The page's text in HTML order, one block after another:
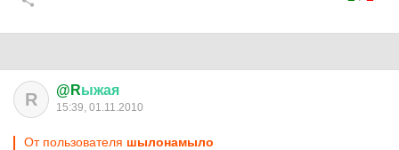
R @Rыжая
15:39, 01.11.2010
От пользователя шылонамыло